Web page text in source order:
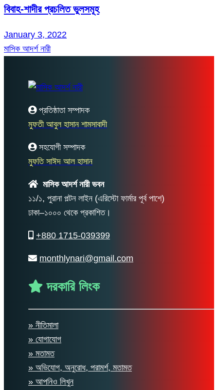
বিবাহ-শাদীর প্রচলিত ভুলসমূহ
January 3, 2022
মাসিক আদর্শ নারী
প্রতিষ্ঠাতা সম্পাদক
মুফতী আবুল হাসান শামসাবাদী
সহযোগী সম্পাদক
মুফতি সাঈদ আল হাসান
মাসিক আদর্শ নারী ভবন
১১/১, পুরানা পল্টন লাইন (এরিস্টো ফার্মার পূর্ব পাশে)
ঢাকা–১০০০ থেকে প্রকাশিত।
+880 1715-039399
monthlynari@gmail.com
দরকারি লিংক
» নীতিমালা
» যোগাযোগ
» মতামত
» অভিযোগ, অনুরোধ, পরামর্শ, মতামত
» আপনিও লিখুন